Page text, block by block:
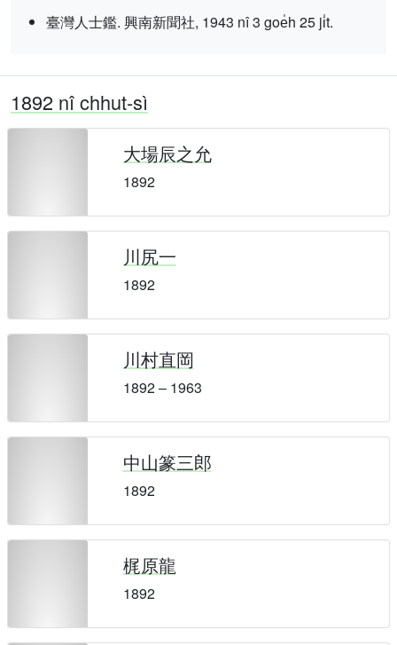
臺灣人士鑑. 興南新聞社, 1943 nî 3 goe̍h 25 ji̍t.
1892 nî chhut-sì
大場辰之允
1892
川尻一
1892
川村直岡
1892 – 1963
中山篆三郎
1892
梶原龍
1892